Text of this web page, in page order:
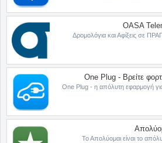
OASA
Δρομολόγια και Αφίξεις σε
One Plug - Βρείτε
One Plug - η απόλυτη εφαρμογή
Το Απολύομαι είναι το